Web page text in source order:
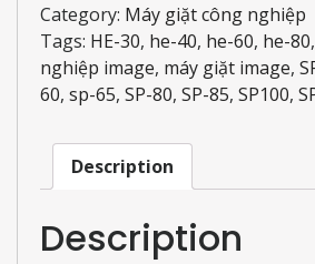
Category: Máy giặt công nghiệp
Tags: HE-30, he-40, he-60, he-80,
nghiệp image, máy giặt image,
60, sp-65, SP-80, SP-85, SP100,
Description
Description